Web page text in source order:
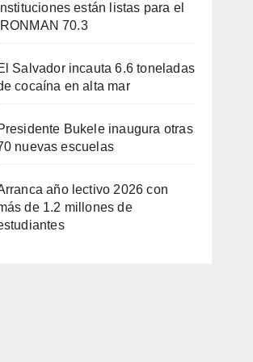
Instituciones están listas para el
IRONMAN 70.3
Salvador incauta 6.6 toneladas
cocaína en alta mar
Bukele inaugura otras
nuevas escuelas
año lectivo 2026 con
de 1.2 millones de